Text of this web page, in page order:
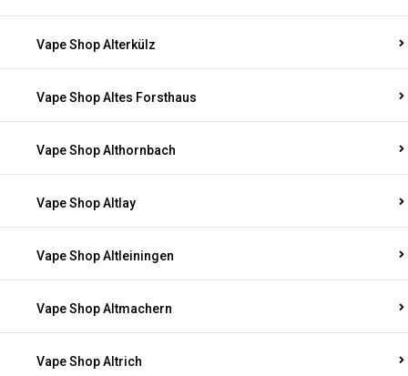
Vape Shop Alterkülz
Vape Shop Altes Forsthaus
Vape Shop Althornbach
Vape Shop Altlay
Vape Shop Altleiningen
Vape Shop Altmachern
Vape Shop Altrich